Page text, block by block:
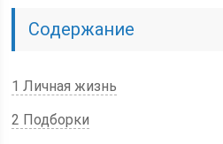
Содержание
1 Личная жизнь
2 Подборки